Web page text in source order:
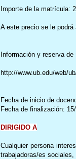
Importe de la matrícula:
A este precio se le
Información y reserva de
http://www.ub.edu/web/
Fecha de inicio de
Fecha de finalización:
DIRIGIDO A
Cualquier persona
trabajadoras/es